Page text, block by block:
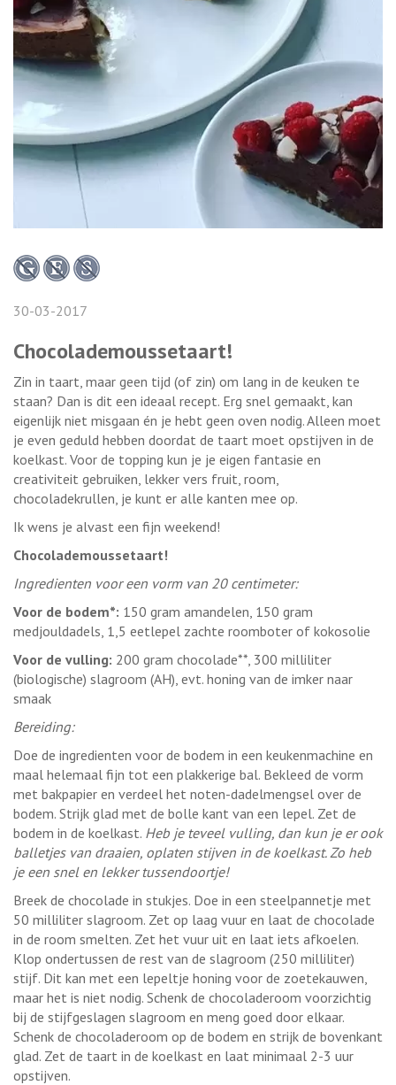
30-03-2017
Chocolademoussetaart!
Zin in taart, maar geen tijd (of zin) om lang in de keuken te
staan? Dan is dit een ideaal recept. Erg snel gemaakt, kan
eigenlijk niet misgaan én je hebt geen oven nodig. Alleen moet
je even geduld hebben doordat de taart moet opstijven in de
koelkast. Voor de topping kun je je eigen fantasie en
creativiteit gebruiken, lekker vers fruit, room,
chocoladekrullen, je kunt er alle kanten mee op.
Ik wens je alvast een fijn weekend!
Chocolademoussetaart!
Ingredienten voor een vorm van 20 centimeter:
Voor de bodem*: 150 gram amandelen, 150 gram
medjouldadels, 1,5 eetlepel zachte roomboter of kokosolie
Voor de vulling: 200 gram chocolade**, 300 milliliter
(biologische) slagroom (AH), evt. honing van de imker naar
smaak
Bereiding:
Doe de ingredienten voor de bodem in een keukenmachine en
maal helemaal fijn tot een plakkerige bal. Bekleed de vorm
met bakpapier en verdeel het noten-dadelmengsel over de
bodem. Strijk glad met de bolle kant van een lepel. Zet de
bodem in de koelkast. Heb je teveel vulling, dan kun je er ook
balletjes van draaien, oplaten stijven in de koelkast. Zo heb
je een snel en lekker tussendoortje!
Breek de chocolade in stukjes. Doe in een steelpannetje met
50 milliliter slagroom. Zet op laag vuur en laat de chocolade
in de room smelten. Zet het vuur uit en laat iets afkoelen.
Klop ondertussen de rest van de slagroom (250 milliliter)
stijf. Dit kan met een lepeltje honing voor de zoetekauwen,
maar het is niet nodig. Schenk de chocoladeroom voorzichtig
bij de stijfgeslagen slagroom en meng goed door elkaar.
Schenk de chocoladeroom op de bodem en strijk de bovenkant
glad. Zet de taart in de koelkast en laat minimaal 2-3 uur
opstijven.